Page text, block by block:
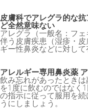
皮膚科でアレグラ的な
ど全然意味ない
アレグラ（一般名：フ
伴う皮膚疾患（湿疹・
ギー性鼻炎などに対して
アレルギー専用鼻炎薬
飲み忘れがあったとき
を1度に飲むのではなく
の指示に従って服用を
うにしましょう。